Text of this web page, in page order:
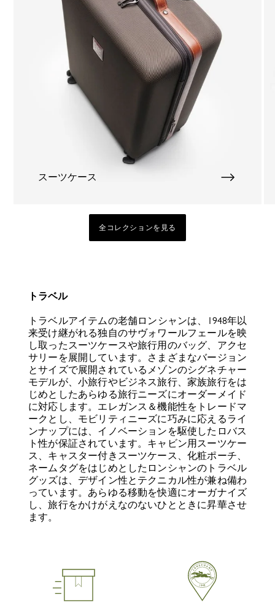
スーツケース
全コレクションを見る
トラベル
トラベルアイテムの老舗ロンシャンは、1948年以
来受け継がれる独自のサヴォワールフェールを映
し取ったスーツケースや旅行用のバッグ、アクセ
サリーを展開しています。さまざまなバージョン
とサイズで展開されているメゾンのシグネチャー
モデルが、小旅行やビジネス旅行、家族旅行をは
じめとしたあらゆる旅行ニーズにオーダーメイド
に対応します。エレガンス＆機能性をトレードマ
ークとし、モビリティニーズに巧みに応えるライ
ンナップには、イノベーションを駆使したロバス
ト性が保証されています。キャビン用スーツケー
ス、キャスター付きスーツケース、化粧ポーチ、
ネームタグをはじめとしたロンシャンのトラベル
グッズは、デザイン性とテクニカル性が兼ね備わ
っています。あらゆる移動を快適にオーガナイズ
し、旅行をかけがえなのないひとときに昇華させ
ます。